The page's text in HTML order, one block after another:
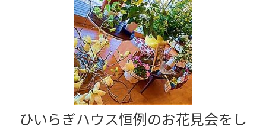
ひいらぎハウス恒例のお花見会をし